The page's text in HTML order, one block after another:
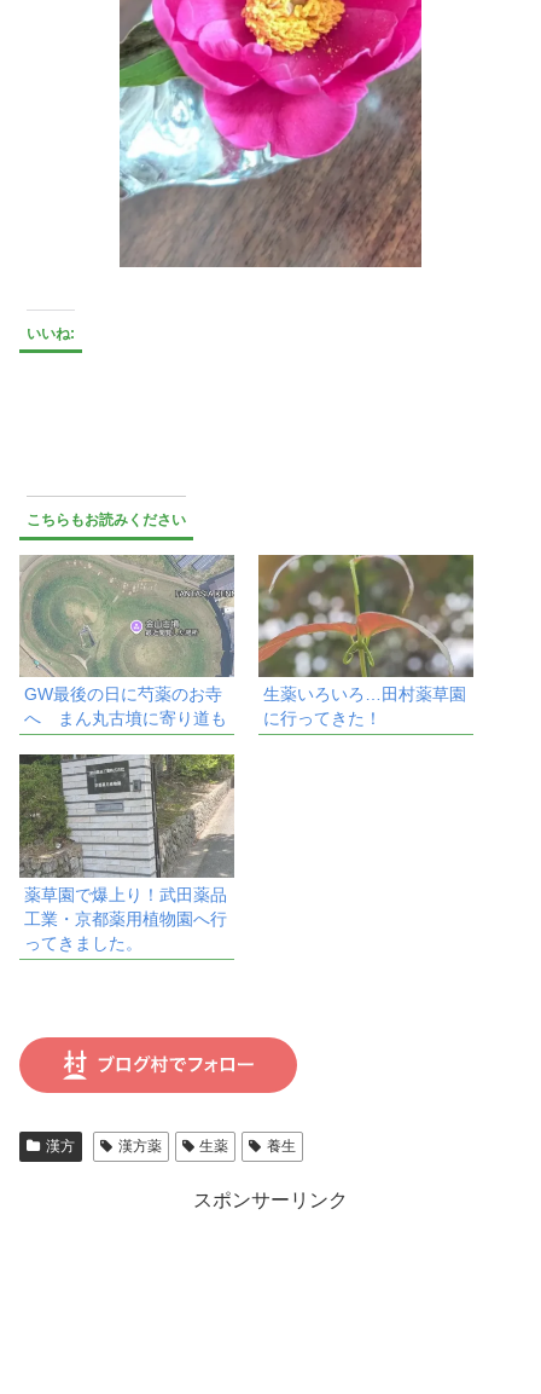
いいね:
こちらもお読みください
GW最後の日に芍薬のお寺
へ まん丸古墳に寄り道も
生薬いろいろ…田村薬草園
に行ってきた！
薬草園で爆上り！武田薬品
工業・京都薬用植物園へ行
ってきました。
漢方 漢方薬 生薬 養生
スポンサーリンク